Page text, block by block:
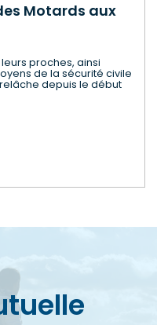
Motards aux
proches, ainsi
de la sécurité civile
depuis le début